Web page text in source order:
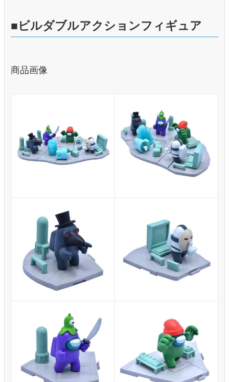
■ビルダブルアクションフィギュア
商品画像